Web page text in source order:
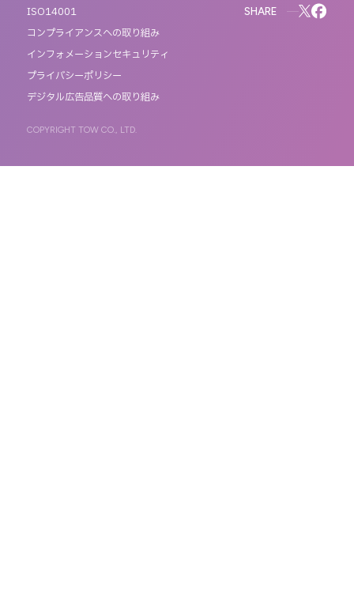
BLUES MOBILE
ISO14001
コンプライアンスへの取り組み
インフォメーションセキュリティ
プライバシーポリシー
デジタル広告品質への取り組み
COPYRIGHT TOW CO., LTD.
SHARE